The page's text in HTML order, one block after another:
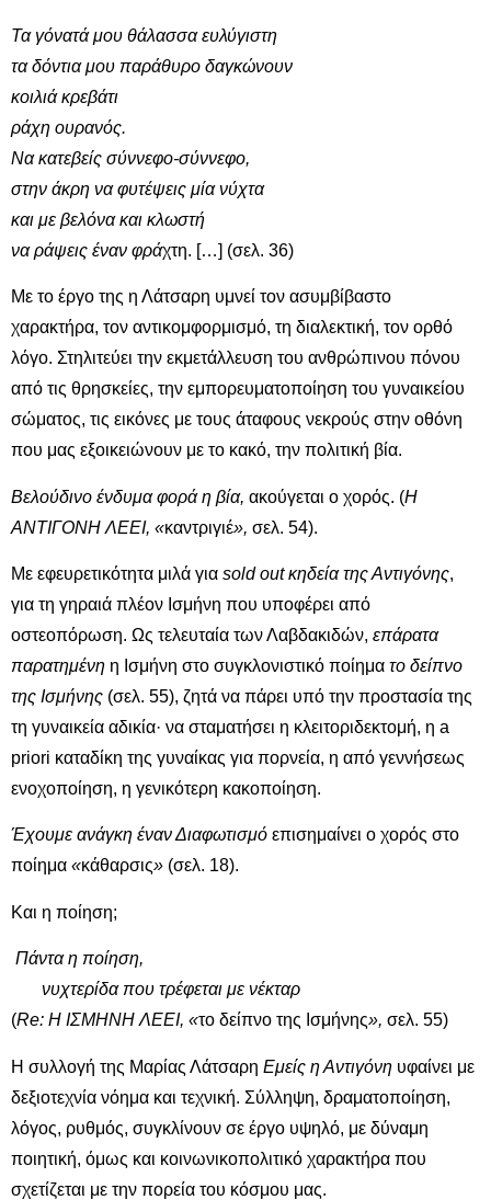
Τα γόνατά μου θάλασσα ευλύγιστη
τα δόντια μου παράθυρο δαγκώνουν
κοιλιά κρεβάτι
ράχη ουρανός.
Να κατεβείς σύννεφο-σύννεφο,
στην άκρη να φυτέψεις μία νύχτα
και με βελόνα και κλωστή
να ράψεις έναν φράχτη. […] (σελ. 36)
Με το έργο της η Λάτσαρη υμνεί τον ασυμβίβαστο
χαρακτήρα, τον αντικομφορμισμό, τη διαλεκτική, τον ορθό
λόγο. Στηλιτεύει την εκμετάλλευση του ανθρώπινου πόνου
από τις θρησκείες, την εμπορευματοποίηση του γυναικείου
σώματος, τις εικόνες με τους άταφους νεκρούς στην οθόνη
που μας εξοικειώνουν με το κακό, την πολιτική βία.
Βελούδινο ένδυμα φορά η βία, ακούγεται ο χορός. (Η
ΑΝΤΙΓΟΝΗ ΛΕΕΙ, «καντριγιέ», σελ. 54).
Με εφευρετικότητα μιλά για sold outκηδεία της Αντιγόνης,
για τη γηραιά πλέον Ισμήνη που υποφέρει από
οστεοπόρωση. Ως τελευταία των Λαβδακιδών, επάρατα
παρατημένη η Ισμήνη στο συγκλονιστικό ποίημα το δείπνο
της Ισμήνης (σελ. 55), ζητά να πάρει υπό την προστασία της
τη γυναικεία αδικία· να σταματήσει η κλειτοριδεκτομή, η a
priori καταδίκη της γυναίκας για πορνεία, η από γεννήσεως
ενοχοποίηση, η γενικότερη κακοποίηση.
Έχουμε ανάγκη έναν Διαφωτισμό επισημαίνει ο χορός στο
ποίημα «κάθαρσις» (σελ. 18).
Και η ποίηση;
Πάντα η ποίηση,
νυχτερίδα που τρέφεται με νέκταρ
(Re: Η ΙΣΜΗΝΗ ΛΕΕΙ, «το δείπνο της Ισμήνης», σελ. 55)
Η συλλογή της Μαρίας Λάτσαρη Εμείς η Αντιγόνη υφαίνει με
δεξιοτεχνία νόημα και τεχνική. Σύλληψη, δραματοποίηση,
λόγος, ρυθμός, συγκλίνουν σε έργο υψηλό, με δύναμη
ποιητική, όμως και κοινωνικοπολιτικό χαρακτήρα που
σχετίζεται με την πορεία του κόσμου μας.